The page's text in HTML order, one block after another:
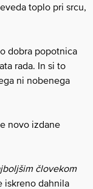
toplo pri srcu,
dobra popotnica
rada. In si to
ni nobenega
novo izdane
človekom
iskreno dahnila